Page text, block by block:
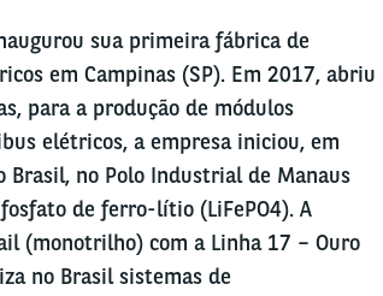
sua primeira fábrica de
em Campinas (SP). Em 2017, abriu
para a produção de módulos
elétricos, a empresa iniciou, em
Brasil, no Polo Industrial de Manaus
de ferro-lítio (LiFePO4). A
(monotrilho) com a Linha 17 – Ouro
no Brasil sistemas de